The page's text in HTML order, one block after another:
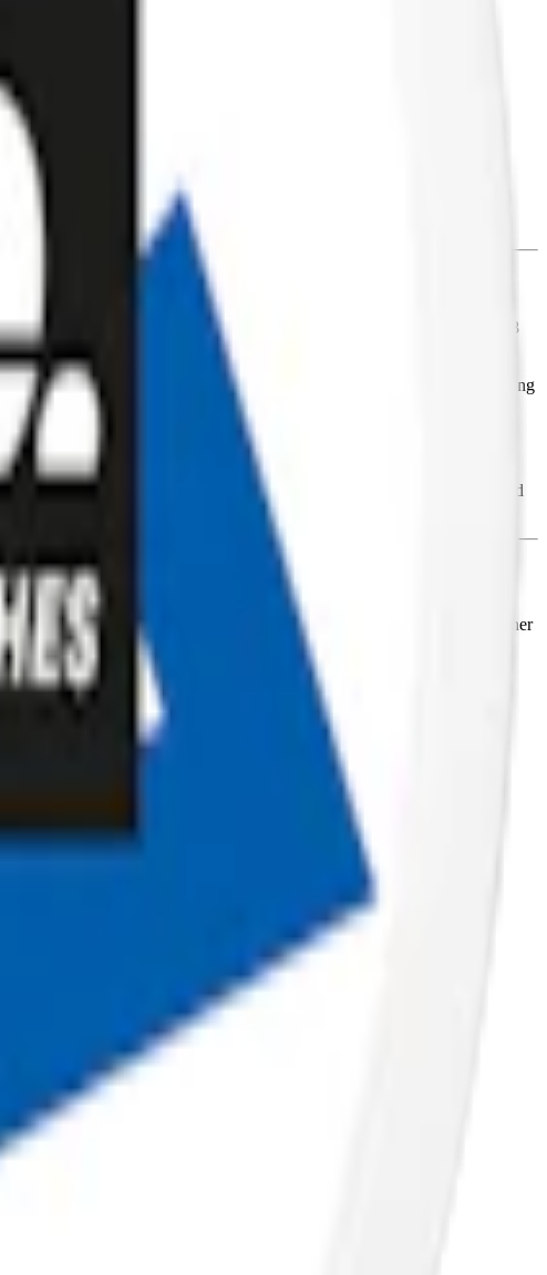
acesulfam k), stabiliseringsmedel (E415, xantangummi),
i slimformat, vilket gör den till en diskret prilla. Varje prilla väger 0,478
en nikotinhalt på 1,2 %. En mild prilla utan tobak.
surhetsreglerande medel, vatten och växtfiber. All tillverkning av Sting
på Stingfree Blue Mint, till höger den nya. Under en övergångsperiod
Mint till den unika Swedish Cola, har Stingfree ett utbud som spänner